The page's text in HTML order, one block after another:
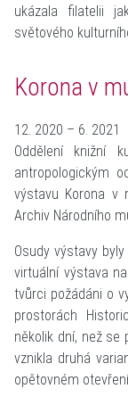
ukázala filatelii
světového
Korona v
12. 2020 – 6. 2021
Oddělení knižní
antropologickým
výstavu Korona v
Archiv Národního
Osudy výstavy
virtuální výstava
tvůrci požádáni o
prostorách
několik dní, než se
vznikla druhá
opětovném